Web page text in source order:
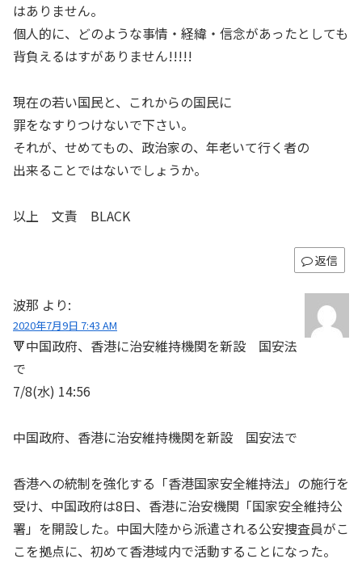
はありません。
個人的に、どのような事情・経緯・信念があったとしても
背負えるはすがありません!!!!!
現在の若い国民と、これからの国民に
罪をなすりつけないで下さい。
それが、せめてもの、政治家の、年老いて行く者の
出来ることではないでしょうか。
以上 文責 BLACK
返信
波那 より:
2020年7月9日 7:43 AM
🔻中国政府、香港に治安維持機関を新設 国安法
で
7/8(水) 14:56
中国政府、香港に治安維持機関を新設 国安法で
香港への統制を強化する「香港国家安全維持法」の施行を
受け、中国政府は8日、香港に治安機関「国家安全維持公
署」を開設した。中国大陸から派遣される公安捜査員がこ
こを拠点に、初めて香港域内で活動することになった。